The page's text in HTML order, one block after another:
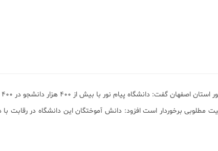
از ۴۰۰ هزار دانشجو در ۴۰۰ واحد دانشگاهی عهده دار ارائه خدمات اموزشی است.
مطلوبی برخوردار است افزود: دانش آموختگان این دانشگاه در رقابت